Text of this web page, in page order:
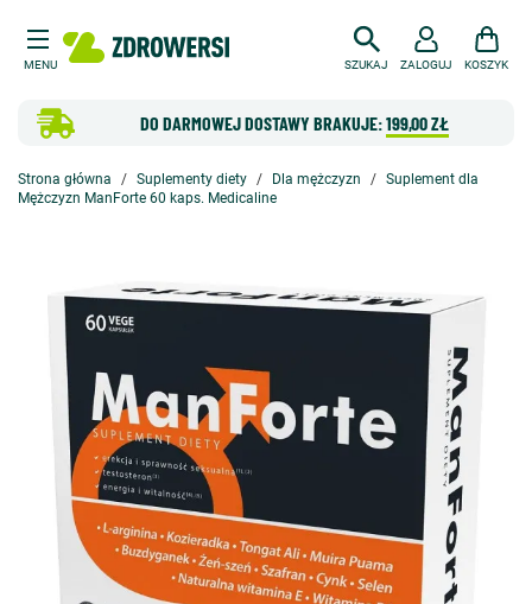
MENU SZUKAJ
DO DARMOWEJ DOSTAWY BRAKUJE:199,00 ZŁ
ZALOGUJ KOSZYK
Strona główna Suplementy diety Dla mężczyzn
Suplement dla
Mężczyzn ManForte 60 kaps. Medicaline